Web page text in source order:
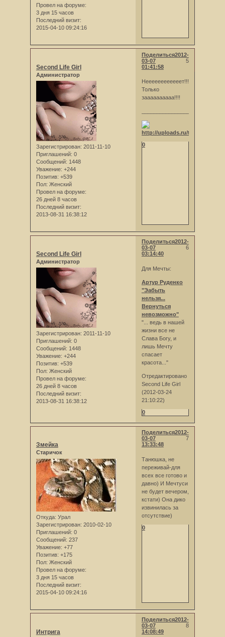
Провел на форуме:
3 дня 15 часов
Последний визит:
2015-04-10 09:24:16
Поделиться
5
2012-
03-07
01:41:58
Second Life Girl
Администратор
Зарегистрирован: 2011-11-10
Приглашений: 0
Сообщений: 1448
Уважение: +244
Позитив: +539
Пол: Женский
Провел на форуме:
26 дней 8 часов
Последний визит:
2013-08-31 16:38:12
Неееееееееееет!!!
Только
заааааааааа!!!!
0
Поделиться
6
2012-
03-07
03:14:40
Second Life Girl
Администратор
Зарегистрирован: 2011-11-10
Приглашений: 0
Сообщений: 1448
Уважение: +244
Позитив: +539
Пол: Женский
Провел на форуме:
26 дней 8 часов
Последний визит:
2013-08-31 16:38:12
Для Мечты:
Артур Руденко
"Эабыть
нельзя...
Вернуться
невозможно"
"... ведь в нашей
жизни все не
Слава Богу, и
лишь Мечту
спасает
красота..."
Отредактировано
Second Life Girl
(2012-03-24
21:10:22)
0
Поделиться
7
2012-
03-07
13:33:48
Змейка
Старичок
Откуда: Урал
Зарегистрирован: 2010-02-10
Приглашений: 0
Сообщений: 237
Уважение: +77
Позитив: +175
Пол: Женский
Провел на форуме:
3 дня 15 часов
Последний визит:
2015-04-10 09:24:16
Танюшка, не
переживай-для
всех все готово и
давно) И Мечтуси
не будет вечером,
кстати) Она дико
извинилась за
отсутствие)
0
Поделиться
8
2012-
03-07
14:08:49
Интрига